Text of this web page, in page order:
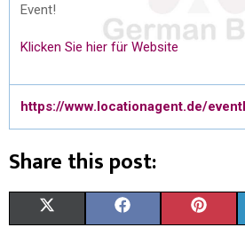
Event!
Klicken Sie hier für Website
https://www.locationagent.de/
Share this post: